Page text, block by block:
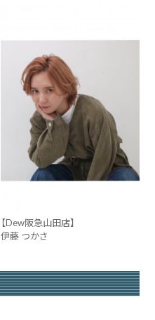
【Dew阪急山田店】
伊藤 つかさ